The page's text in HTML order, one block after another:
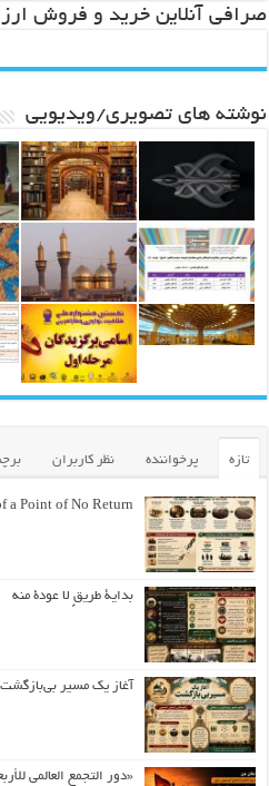
صرافی آنلاین خرید و فروش ارز
نوشته های تصویری/ویدیویی
تازه پرخواننده نظر کاربران
a Point of No Return
بداية طريقٍ لا عودة منه
آغاز یک مسیر بی‌بازگشت
«دور التجمع العالمي